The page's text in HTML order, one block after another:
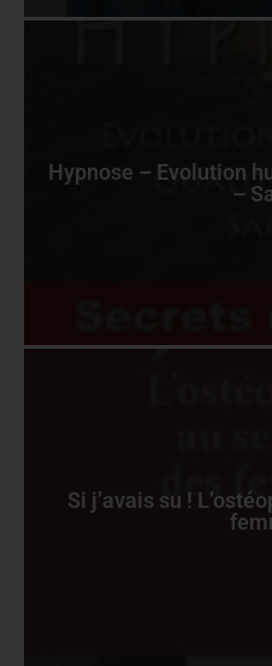
Hypnose – Evolution
–
Si j’avais su !